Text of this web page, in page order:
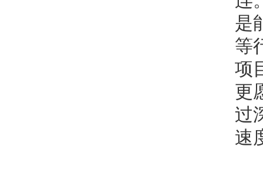
是
等
项
更
过
速